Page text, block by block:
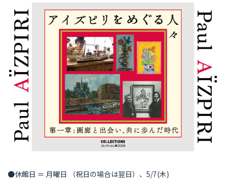
●休館日 ＝ 月曜日 （祝日の場合は翌日）、5/7(木)